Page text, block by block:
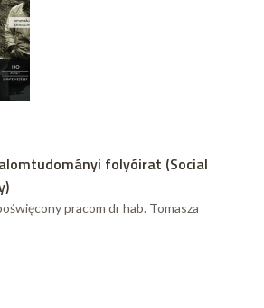
folyóirat (Social
pracom dr hab. Tomasza